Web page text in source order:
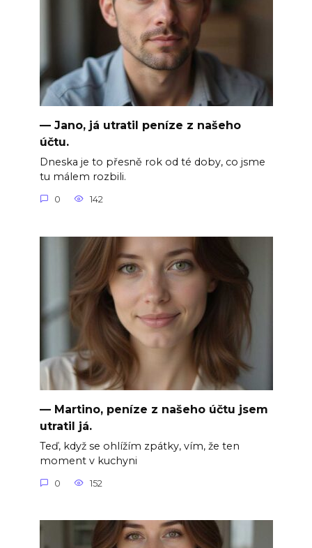
— Jano, já utratil peníze z našeho
účtu.
Dneska je to přesně rok od té doby, co jsme
tu málem rozbili.
0 142
— Martino, peníze z našeho účtu jsem
utratil já.
Teď, když se ohlížím zpátky, vím, že ten
moment v kuchyni
0 152